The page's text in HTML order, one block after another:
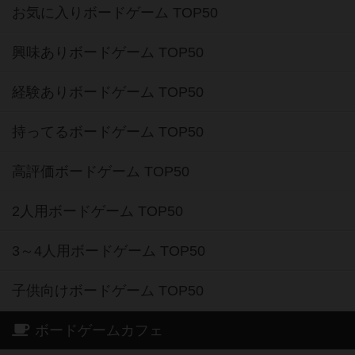
お気に入りボードゲーム TOP50
興味ありボードゲーム TOP50
経験ありボードゲーム TOP50
持ってるボードゲーム TOP50
高評価ボードゲーム TOP50
2人用ボードゲーム TOP50
3～4人用ボードゲーム TOP50
子供向けボードゲーム TOP50
ボードゲームカフェ